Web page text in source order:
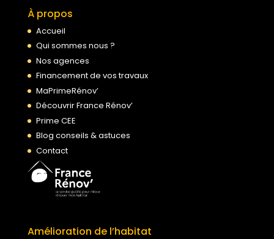
À propos
Accueil
Qui sommes nous ?
Nos agences
Financement de vos travaux
MaPrimeRénov’
Découvrir France Rénov’
Prime CEE
Blog conseils & astuces
Contact
Amélioration de l’habitat